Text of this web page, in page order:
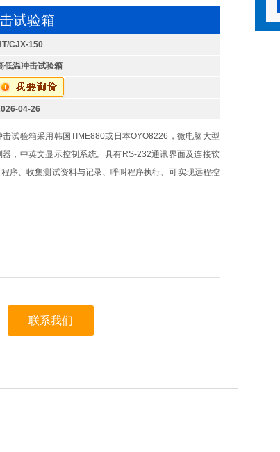
试验箱
CJX-150
低温冲击试验箱
04-26
击试验箱采用韩国TIME880或日本OYO8226，微电脑大型
，中英文显示控制系统。具有RS-232通讯界面及连接软
序、收集测试资料与记录、呼叫程序执行、可实现远程控
联系我们